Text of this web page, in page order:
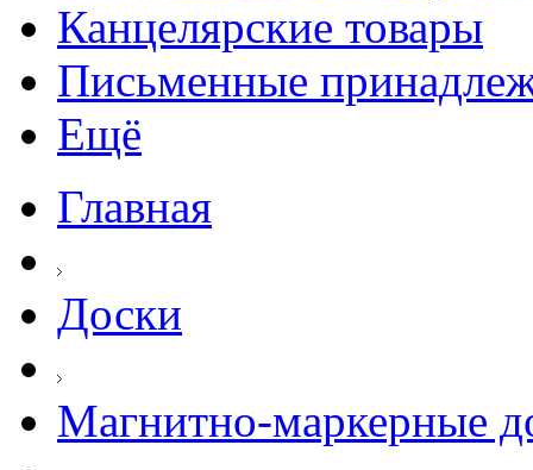
Канцелярские товары
Письменные
Ещё
Главная
Доски
Магнитно-маркерные